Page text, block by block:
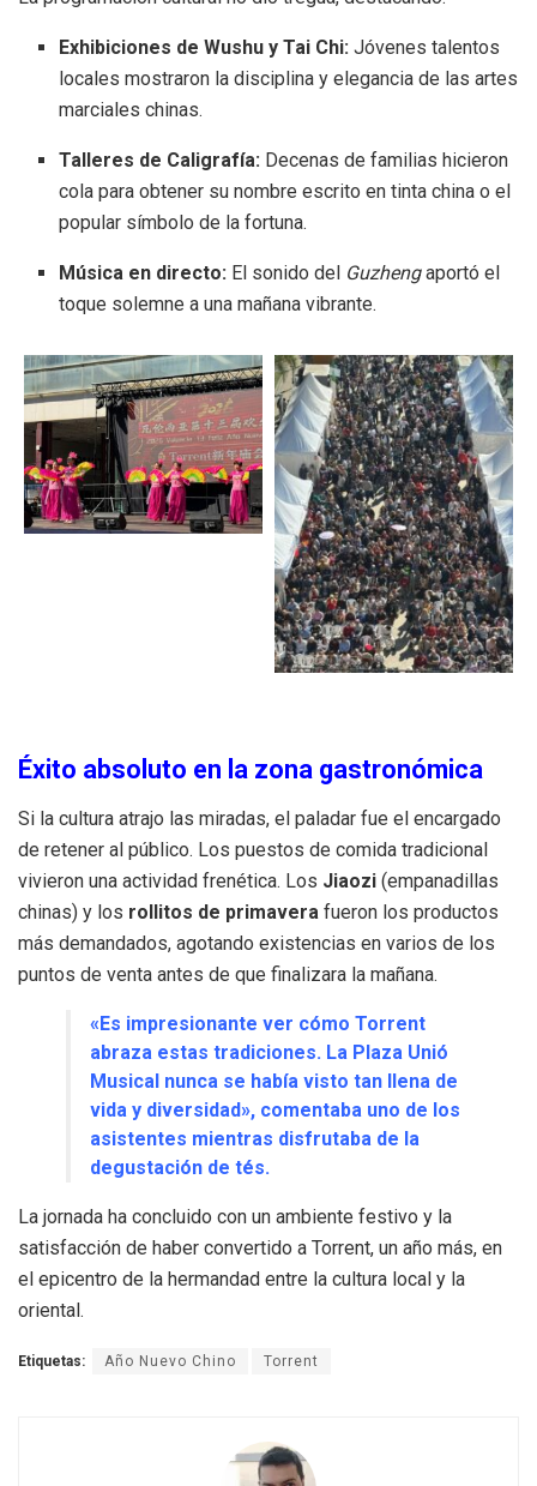
Exhibiciones de Wushu y Tai Chi: Jóvenes talentos
locales mostraron la disciplina y elegancia de las artes
marciales chinas.
Talleres de Caligrafía: Decenas de familias hicieron
cola para obtener su nombre escrito en tinta china o el
popular símbolo de la fortuna.
Música en directo: El sonido del Guzhengaportó el
toque solemne a una mañana vibrante.
Éxito absoluto en la zona gastronómica
Si la cultura atrajo las miradas, el paladar fue el encargado
de retener al público. Los puestos de comida tradicional
vivieron una actividad frenética. Los Jiaozi (empanadillas
chinas) y los rollitos de primavera fueron los productos
más demandados, agotando existencias en varios de los
puntos de venta antes de que finalizara la mañana.
«Es impresionante ver cómo Torrent
abraza estas tradiciones. La Plaza Unió
Musical nunca se había visto tan llena de
vida y diversidad», comentaba uno de los
asistentes mientras disfrutaba de la
degustación de tés.
La jornada ha concluido con un ambiente festivo y la
satisfacción de haber convertido a Torrent, un año más, en
el epicentro de la hermandad entre la cultura local y la
oriental.
Etiquetas: Año Nuevo Chino Torrent